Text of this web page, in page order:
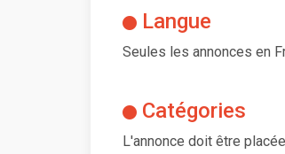
Langue
Seules les annonces en
Catégories
L'annonce doit être